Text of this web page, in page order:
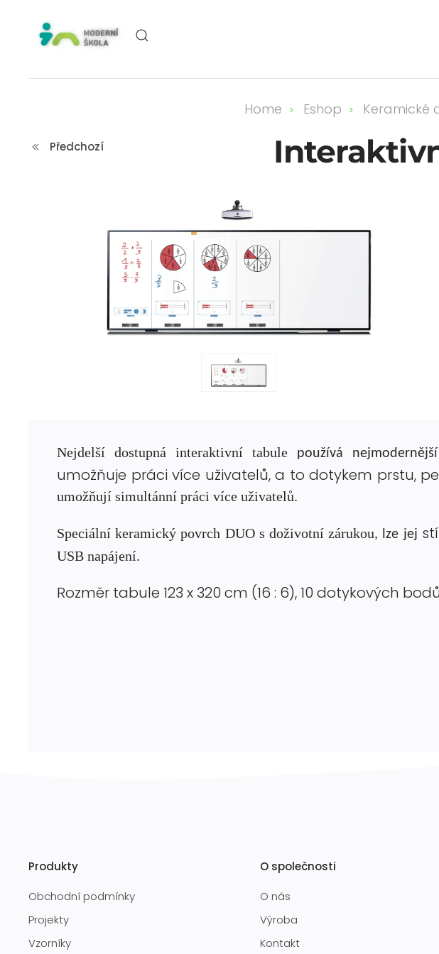
Skip to main content
Home Eshop Keramické
Předchozí
Nejdelší dostupná interaktivní tabule používá
umožňuje práci více uživatelů, a to dotykem prstu,
umožňují simultánní práci více uživatelů.
Speciální keramický povrch DUO s doživotní zárukou, lze jej
USB napájení.
Rozměr tabule 123 x 320 cm (16 : 6), 10 dotykových bodů
Produkty
Obchodní podmínky
Projekty
Vzorníky
O společnosti
O nás
Výroba
Kontakt